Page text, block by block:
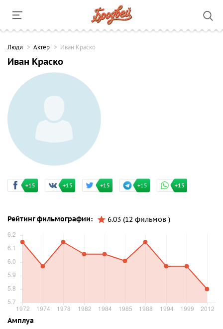
Люди Актер Иван Краско
Иван Краско
+15 +15 +15 +15 +15
Рейтинг фильмографии: 6.03 (12 фильмов )
Амплуа